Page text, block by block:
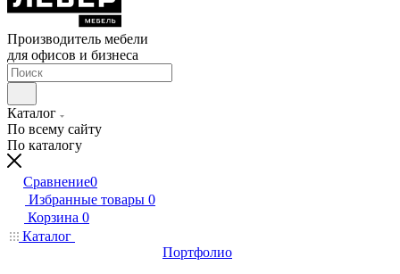
Производитель мебели
для офисов и бизнеса
Каталог
По всему сайту
По каталогу
Сравнение0
Избранные товары 0
Корзина 0
Каталог
Портфолио